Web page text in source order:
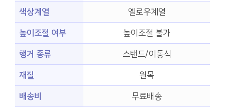
색상계열
옐로우계열
높이조절 여부
높이조절 불가
행거 종류
스탠드/이동식
재질
원목
배송비
무료배송